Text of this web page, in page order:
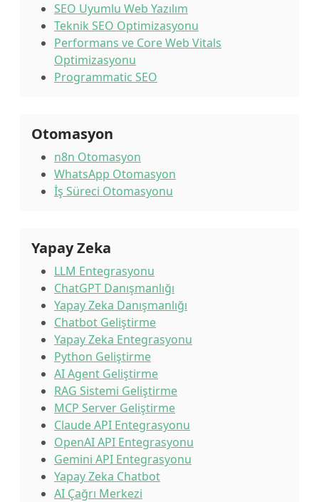
SEO Uyumlu Web Yazılım
Teknik SEO Optimizasyonu
Performans ve Core Web Vitals
Optimizasyonu
Programmatic SEO
Otomasyon
n8n Otomasyon
WhatsApp Otomasyon
İş Süreci Otomasyonu
Yapay Zeka
LLM Entegrasyonu
ChatGPT Danışmanlığı
Yapay Zeka Danışmanlığı
Chatbot Geliştirme
Yapay Zeka Entegrasyonu
Python Geliştirme
AI Agent Geliştirme
RAG Sistemi Geliştirme
MCP Server Geliştirme
Claude API Entegrasyonu
OpenAI API Entegrasyonu
Gemini API Entegrasyonu
Yapay Zeka Chatbot
AI Çağrı Merkezi